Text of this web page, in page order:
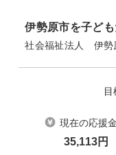
伊勢原市を子ど
社会福祉法人 伊勢
現在の応援
35,113円